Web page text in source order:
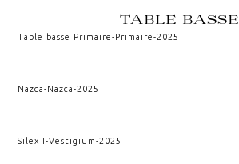
TABLE BASSE
Table basse Primaire-Primaire-2025
Nazca- Nazca-2025
Silex I-Vestigium-2025